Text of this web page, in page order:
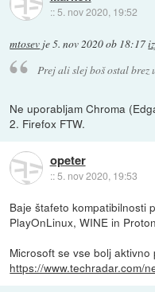
:: 5. nov 2020, 19:52
mtosev je5. nov 2020 ob 18:17
Prej ali slej boš ostal brez
Ne uporabljam Chroma
2. Firefox FTW.
opeter
::5. nov 2020, 19:53
Baje štafeto kompatibilnosti
PlayOnLinux, WINE in
Microsoft se vse bolj
https://www.techradar.com/